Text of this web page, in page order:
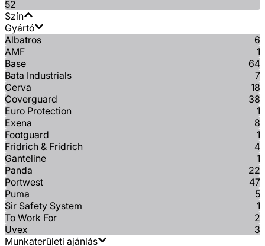
52
Szín
Gyártó
Albatros
6
AMF
1
Base
64
Bata Industrials
7
Cerva
18
Coverguard
38
Euro Protection
1
Exena
8
Footguard
1
Fridrich & Fridrich
4
Ganteline
1
Panda
22
Portwest
47
Puma
5
Sir Safety System
1
To Work For
2
Uvex
3
Munkaterületi ajánlás